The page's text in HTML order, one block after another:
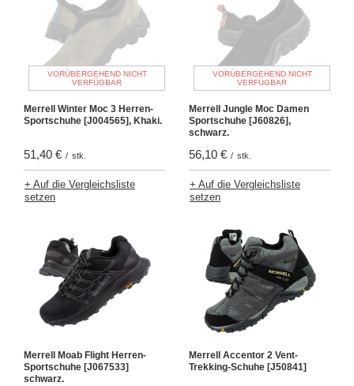
VORÜBERGEHEND NICHT
VERFÜGBAR
Merrell Winter Moc 3 Herren-
Sportschuhe [J004565], Khaki.
51,40 € / stk.
+ Auf die Vergleichsliste
setzen
VORÜBERGEHEND NICHT
VERFÜGBAR
Merrell Jungle Moc Damen
Sportschuhe [J60826],
schwarz.
56,10 € / stk.
+ Auf die Vergleichsliste
setzen
Merrell Moab Flight Herren-
Sportschuhe [J067533]
schwarz.
Merrell Accentor 2 Vent-
Trekking-Schuhe [J50841]